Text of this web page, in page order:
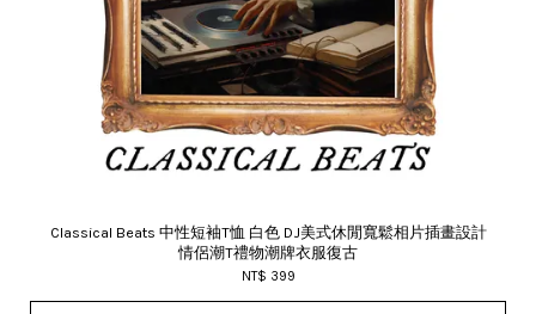
Classical Beats 中性短袖T恤 白色 DJ美式休閒寬鬆相片插畫設計
情侶潮T禮物潮牌衣服復古
NT$ 399